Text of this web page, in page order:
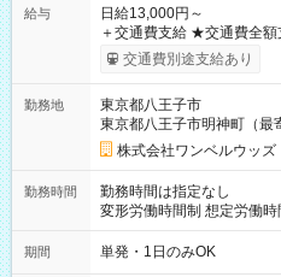
給与
日給13,000円～
＋交通費支給 ★交通費全額支給！ ┗案件により規定あり ★日払
いOK！（規定あり） ┗働
ンビニATMから 日払い分を引き落
交通費別途支給あり
勤務地
東京都八王子市
東京都八王子市明神町（最
株式会社ワンベルウッズ
勤務時間
勤務時間は指定なし
変形労働時間制 想定労働時間160時間/月
～21：00
期間 単発・1日のみOK